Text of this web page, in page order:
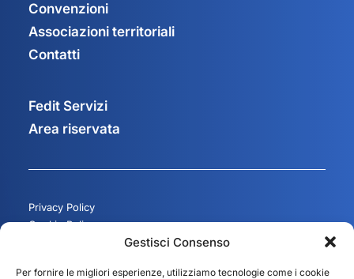
Gestisci Consenso
Per fornire le migliori esperienze, utilizziamo tecnologie come i cookie
Convenzioni
Associazioni territoriali
Contatti
Fedit Servizi
Area riservata
Privacy Policy
Cookie Policy